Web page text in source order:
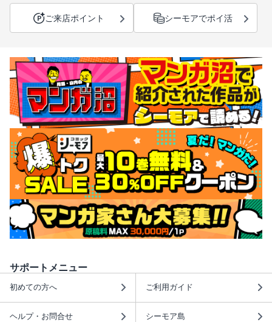
ご来店ポイント シーモアでポイ活
サポートメニュー
初めての方へ ご利用ガイド
ヘルプ・お問合せ シーモア島